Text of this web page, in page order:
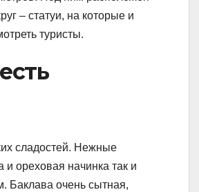
– статуи, на которые и
туристы.
сладостей. Нежные
и ореховая начинка так и
Баклава очень сытная,